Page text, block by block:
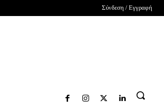
Σύνδεση / Εγγραφή